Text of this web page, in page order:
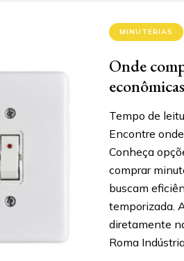
MINUTERIAS
Onde
Tempo de
Encontre
Conheça
comprar
buscam
temporizada.
diretamente
Roma